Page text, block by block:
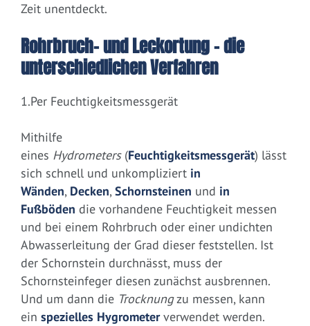
Zeit unentdeckt.
Rohrbruch- und Leckortung – die
unterschiedlichen Verfahren
1.Per Feuchtigkeitsmessgerät
Mithilfe
eines Hydrometers(Feuchtigkeitsmessgerät) lässt
sich schnell und unkompliziert in
Wänden, Decken, Schornsteinen und in
Fußböden die vorhandene Feuchtigkeit messen
und bei einem Rohrbruch oder einer undichten
Abwasserleitung der Grad dieser feststellen. Ist
der Schornstein durchnässt, muss der
Schornsteinfeger diesen zunächst ausbrennen.
Und um dann die Trocknungzu messen, kann
ein spezielles Hygrometerverwendet werden.